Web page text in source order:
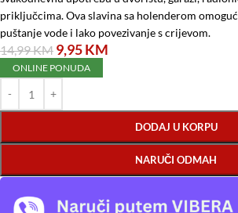
priključcima. Ova slavina sa holenderom
puštanje vode i lako povezivanje s crijevom.
14,99KM 9,95KM
ONLINE PONUDA
DODAJ U KORPU
NARUČI ODMAH